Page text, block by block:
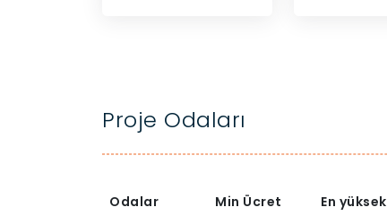
Proje Odaları
Odalar Min Ücret
En yüksek